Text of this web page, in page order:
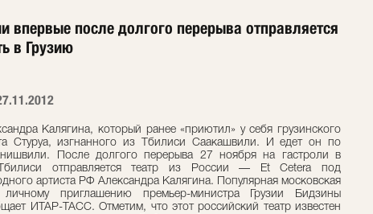
впервые после долгого перерыва отправляется
в Грузию
Калягина, который ранее «приютил» у себя грузинского
Стуруа, изгнанного из Тбилиси Саакашвили. И едет он по
После долгого перерыва 27 ноября на гастроли в
отправляется театр из России — Et Cetera под
артиста РФ Александра Калягина. Популярная московская
приглашению премьер-министра Грузии Бидзины
ИТАР-ТАСС. Отметим, что этот российский театр известен